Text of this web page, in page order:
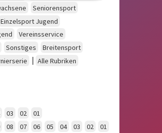
Seniorensport
Einzelsport Jugend
Vereinsservice
Sonstiges
Breitensport
| Alle Rubriken
03 02 01
08 07 06 05 04 03 02 01